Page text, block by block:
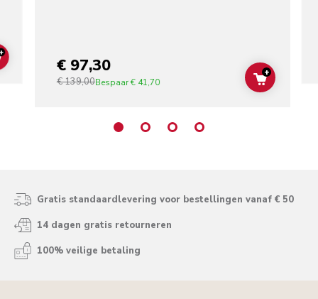
ADD TO CART€ 97,30
€ 139,00Bespaar€ 41,70 ADD TO
+
Gratis standaardlevering voor bestellingen vanaf € 50
14 dagen gratis retourneren
100% veilige betaling